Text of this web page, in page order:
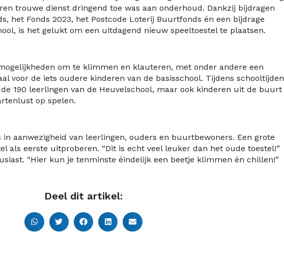
trouwe dienst dringend toe was aan onderhoud. Dankzij bijdragen
het Fonds 2023, het Postcode Loterij Buurtfonds én een bijdrage
is het gelukt om een uitdagend nieuw speeltoestel te plaatsen.
om te klimmen en klauteren, met onder andere een
voor de iets oudere kinderen van de basisschool. Tijdens schooltijden
190 leerlingen van de Heuvelschool, maar ook kinderen uit de buurt
op spelen.
aanwezigheid van leerlingen, ouders en buurtbewoners. Een grote
als eerste uitproberen. “Dit is echt veel leuker dan het oude toestel!”
“Hier kun je tenminste éindelijk een beetje klimmen én chillen!”
Deel dit artikel: